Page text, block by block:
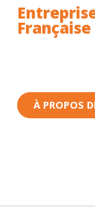
Française
À PROPOS